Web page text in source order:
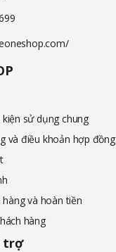
sử dụng chung
và điều khoản hợp đồng
và hoàn tiền
hàng
trợ